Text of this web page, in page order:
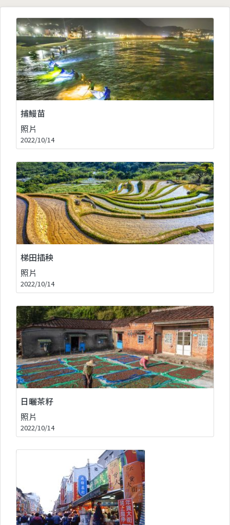
捕鰻苗
照片
2022/10/14
梯田插秧
照片
2022/10/14
日曬茶籽
照片
2022/10/14